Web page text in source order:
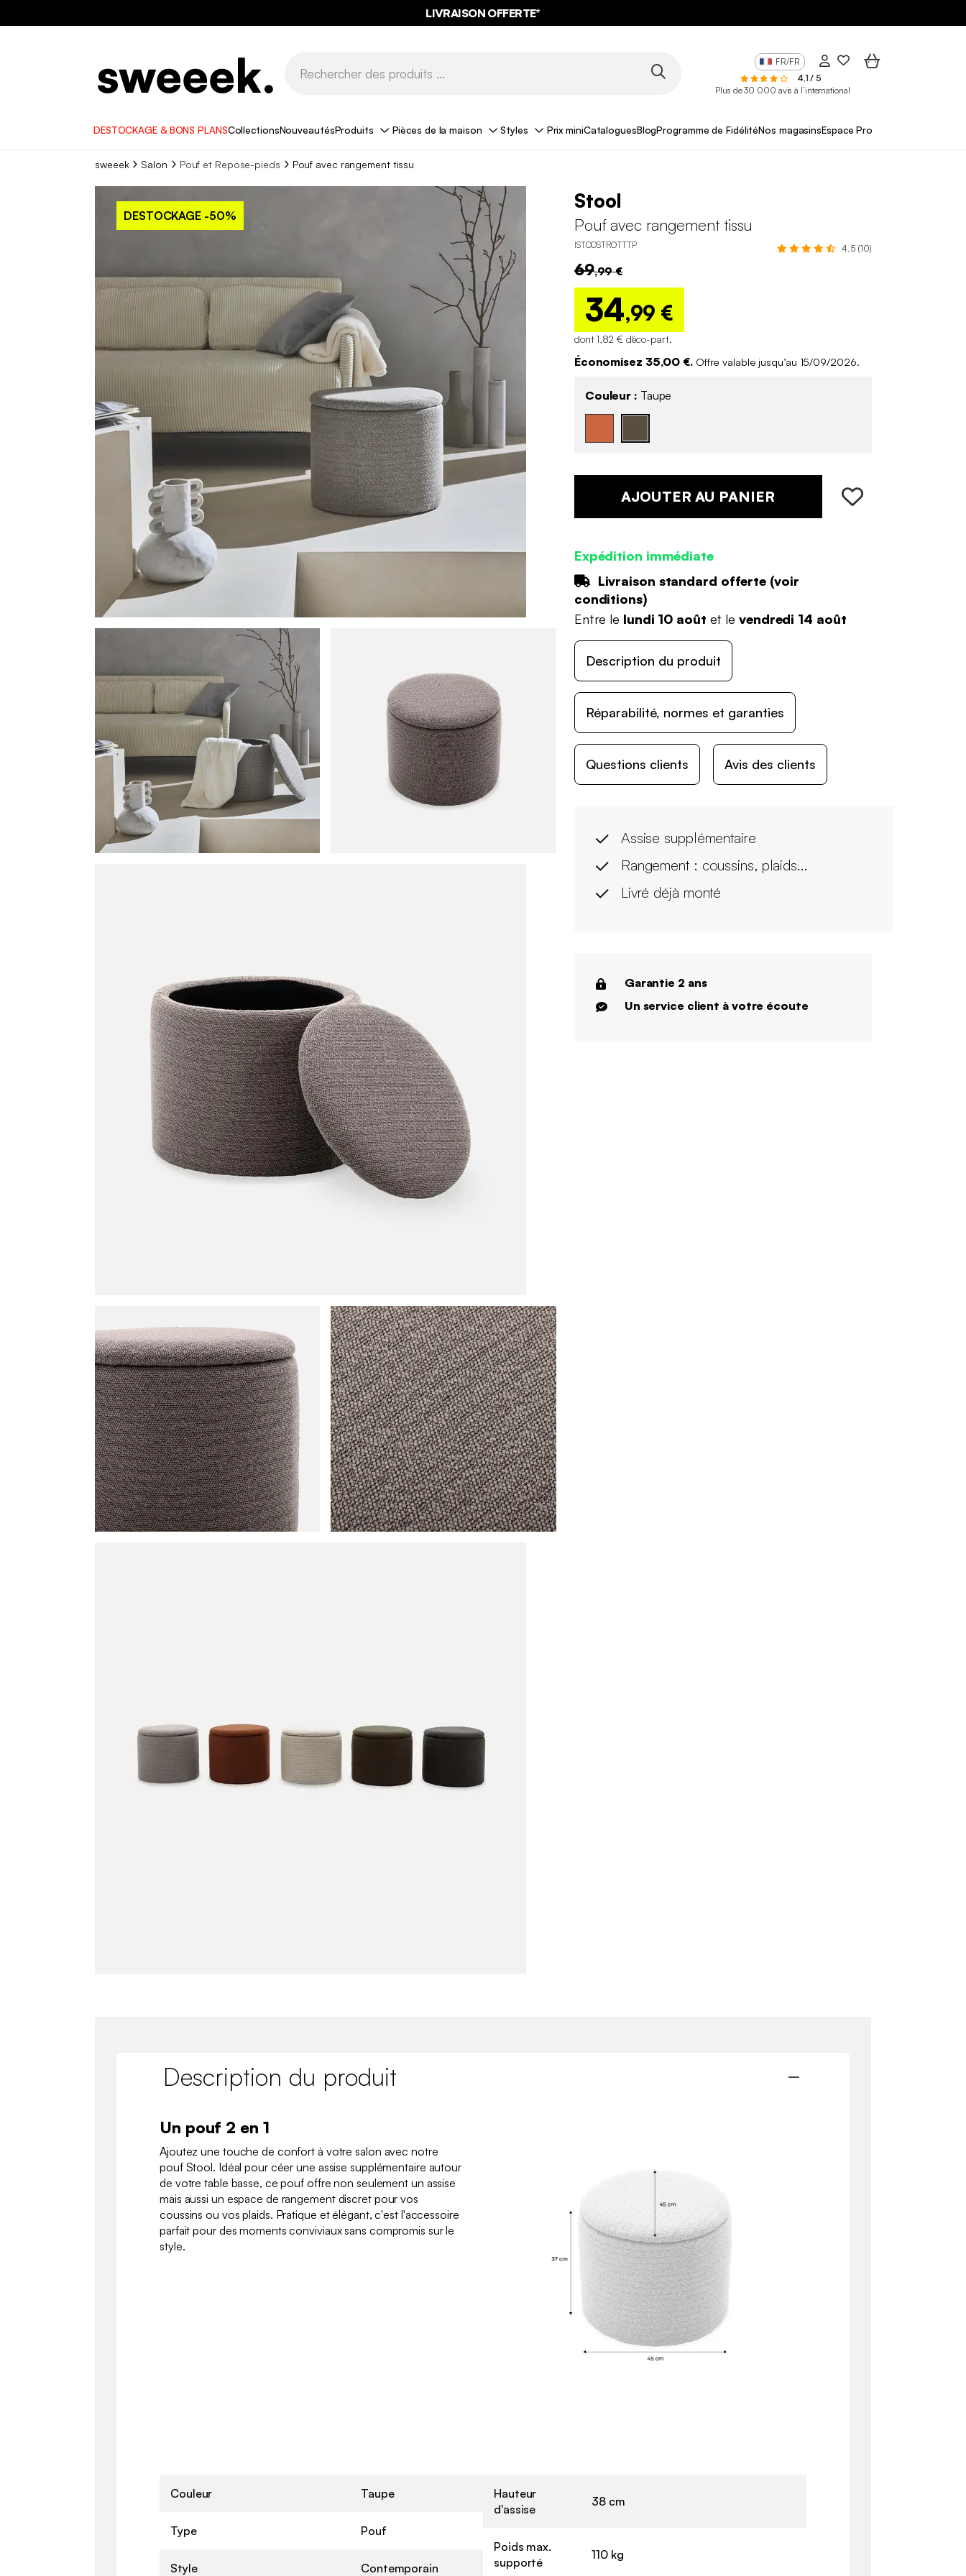
LIVRAISON OFFERTE*
FR/FR
4,1 / 5
Plus de 30 000 avis à l’international
DESTOCKAGE & BONS PLANSCollectionsNouveautésProduits Pièces de la maison Styles Prix miniCataloguesBlogProgramme de FidélitéNos magasinsEspace Pro
sweeek Salon Pouf et Repose-pieds Pouf avec rangement tissu
DESTOCKAGE -50%
Stool
Pouf avec rangement tissu
ISTOOSTROTTTP 4.5 (10)
69,99 €
34,99 €
dont 1,82 € d'éco-part.
Économisez 35,00 €. Offre valable jusqu’au 15/09/2026.
Couleur : Taupe
AJOUTER AU PANIER
Expédition immédiate
Livraison standard offerte (voir
conditions)
Entre le lundi 10 août et le vendredi 14 août
Description du produit
Réparabilité, normes et garanties
Questions clients Avis des clients
Assise supplémentaire
Rangement : coussins, plaids...
Livré déjà monté
Garantie 2 ans
Un service client à votre écoute
Description du produit
Un pouf 2 en 1
Ajoutez une touche de confort à votre salon avec notre
pouf Stool. Idéal pour céer une assise supplémentaire autour
de votre table basse, ce pouf offre non seulement un assise
mais aussi un espace de rangement discret pour vos
coussins ou vos plaids. Pratique et élégant, c'est l'accessoire
parfait pour des moments conviviaux sans compromis sur le
style.
Couleur Taupe
Type Pouf
Style Contemporain
Hauteur
d'assise
38 cm
Poids max.
supporté
110 kg